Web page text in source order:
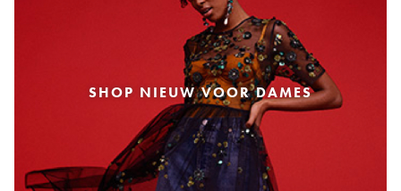
SHOP NIEUW VOOR DAMES